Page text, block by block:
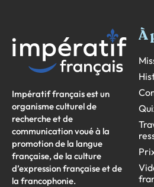
Impératif français est un
organisme culturel de
recherche et de
communication voué à la
promotion de la langue
française, de la culture
d’expression française et de
la francophonie.
À